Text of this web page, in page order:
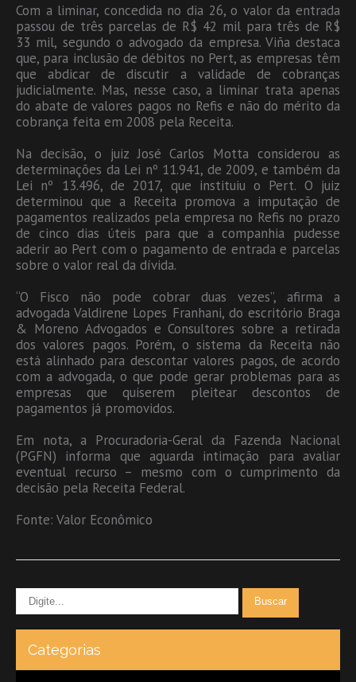
Com a liminar, concedida no dia 26, o valor da entrada
passou de três parcelas de R$ 42 mil para três de R$
33 mil, segundo o advogado da empresa. Viña destaca
que, para inclusão de débitos no Pert, as empresas têm
que abdicar de discutir a validade de cobranças
judicialmente. Mas, nesse caso, a liminar trata apenas
do abate de valores pagos no Refis e não do mérito da
cobrança feita em 2008 pela Receita.
Na decisão, o juiz José Carlos Motta considerou as
determinações da Lei nº 11.941, de 2009, e também da
Lei nº 13.496, de 2017, que instituiu o Pert. O juiz
determinou que a Receita promova a imputação de
pagamentos realizados pela empresa no Refis no prazo
de cinco dias úteis para que a companhia pudesse
aderir ao Pert com o pagamento de entrada e parcelas
sobre o valor real da dívida.
“O Fisco não pode cobrar duas vezes”, afirma a
advogada Valdirene Lopes Franhani, do escritório Braga
& Moreno Advogados e Consultores sobre a retirada
dos valores pagos. Porém, o sistema da Receita não
está alinhado para descontar valores pagos, de acordo
com a advogada, o que pode gerar problemas para as
empresas que quiserem pleitear descontos de
pagamentos já promovidos.
Em nota, a Procuradoria-Geral da Fazenda Nacional
(PGFN) informa que aguarda intimação para avaliar
eventual recurso – mesmo com o cumprimento da
decisão pela Receita Federal.
Fonte: Valor Econômico
Categorias